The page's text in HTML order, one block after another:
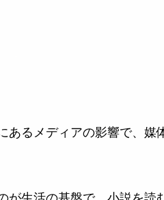
るメディアの影響で、媒